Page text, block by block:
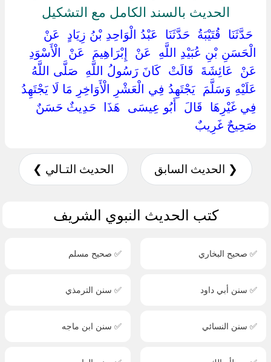
الحديث بالسند الكامل مع التشكيل
‏ ‏حَدَّثَنَا ‏ ‏قُتَيْبَةُ ‏ ‏حَدَّثَنَا ‏ ‏عَبْدُ الْوَاحِدِ بْنُ زِيَادٍ ‏ ‏عَنْ ‏
‏الْحَسَنِ بْنِ عُبَيْدِ اللَّهِ ‏ ‏عَنْ ‏ ‏إِبْرَاهِيمَ ‏ ‏عَنْ ‏ ‏الْأَسْوَدِ ‏
‏عَنْ ‏ ‏عَائِشَةَ ‏ ‏قَالَتْ ‏ ‏كَانَ رَسُولُ اللَّهِ ‏ ‏صَلَّى اللَّهُ
عَلَيْهِ وَسَلَّمَ ‏ ‏يَجْتَهِدُ فِي الْعَشْرِ الْأَوَاخِرِ مَا لَا يَجْتَهِدُ
فِي غَيْرِهَا ‏ ‏قَالَ ‏ ‏أَبُو عِيسَى ‏ ‏هَذَا ‏ ‏حَدِيثٌ حَسَنٌ
صَحِيحٌ غَرِيبٌ ‏
❮ الحديث السابق الحديث التـالي ❯
كتب الحديث النبوي الشريف
✅ صحيح البخاري ✅ صحيح مسلم
✅ سنن أبي داود ✅ سنن الترمذي
✅ سنن النسائي ✅ سنن ابن ماجه